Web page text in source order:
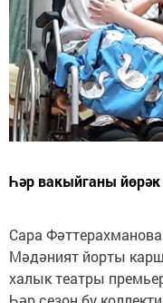
Һәр вакыйганы йөрәк
Сара
Мәдәният йорты
халык театры